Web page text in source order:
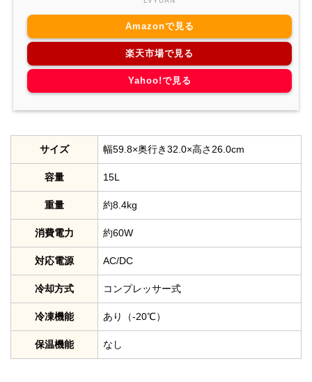
Amazonで見る
楽天市場で見る
Yahoo!で見る
サイズ 幅59.8×奥行き32.0×高さ26.0cm
容量 15L
重量 約8.4kg
消費電力 約60W
対応電源 AC/DC
冷却方式 コンプレッサー式
冷凍機能 あり（-20℃）
保温機能 なし